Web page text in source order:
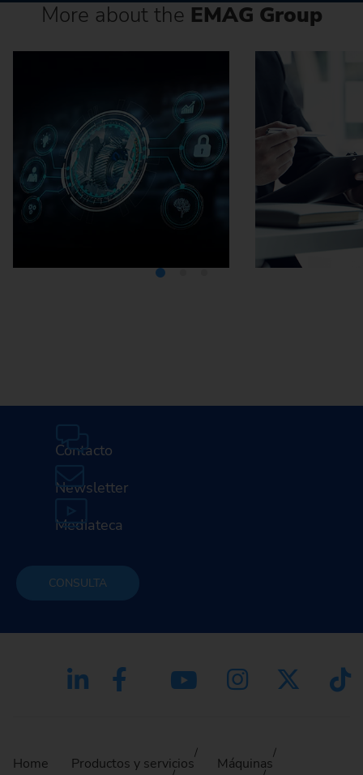
More about the EMAG Group
Contacto
Newsletter
Mediateca
CONSULTA
Home Productos y servicios
Máquinas